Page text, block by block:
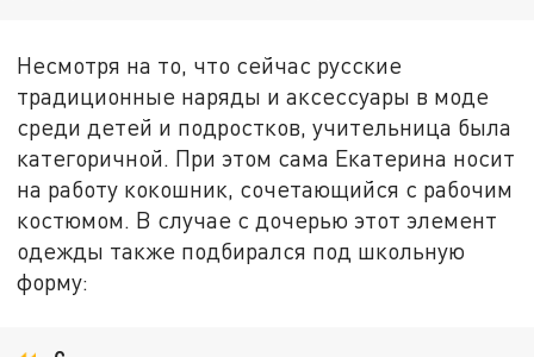
Несмотря на то, что сейчас русские
традиционные наряды и аксессуары в моде
среди детей и подростков, учительница была
категоричной. При этом сама Екатерина носит
на работу кокошник, сочетающийся с рабочим
костюмом. В случае с дочерью этот элемент
одежды также подбирался под школьную
форму: